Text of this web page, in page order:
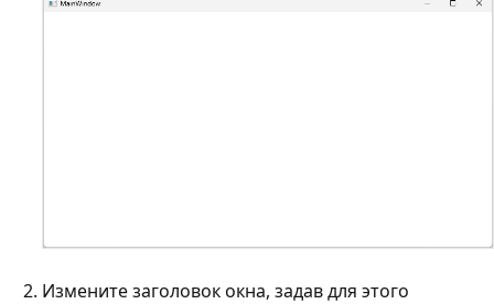
Измените заголовок окна, задав для этого